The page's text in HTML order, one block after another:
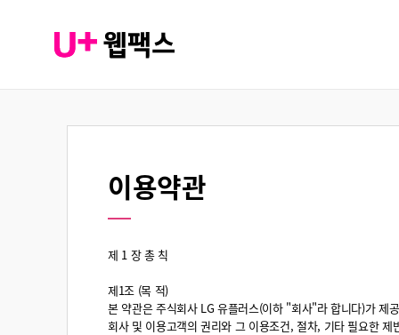
이용약관
제 1 장 총 칙
제1조 (목 적)
본 약관은 주식회사 LG 유플러스(이하 "회사"라 합니다)가 제
회사 및 이용고객의 권리와 그 이용조건, 절차, 기타 필요한